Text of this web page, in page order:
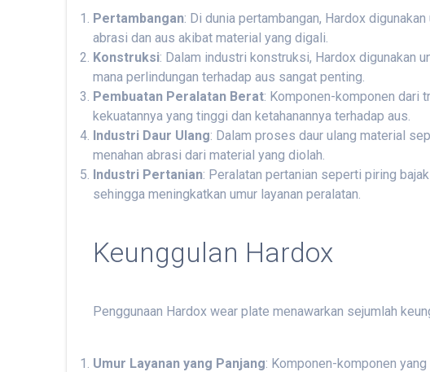
Pertambangan: Di dunia pertambangan, Hardox
abrasi dan aus akibat material yang digali.
Konstruksi: Dalam industri konstruksi, Hardox digunakan
mana perlindungan terhadap aus sangat penting.
Pembuatan Peralatan Berat: Komponen-komponen dari
kekuatannya yang tinggi dan ketahanannya terhadap aus.
Industri Daur Ulang: Dalam proses daur ulang material
menahan abrasi dari material yang diolah.
Industri Pertanian: Peralatan pertanian seperti piring
sehingga meningkatkan umur layanan peralatan.
Keunggulan Hardox
Penggunaan Hardox wear plate menawarkan sejumlah
Umur Layanan yang Panjang: Komponen-komponen